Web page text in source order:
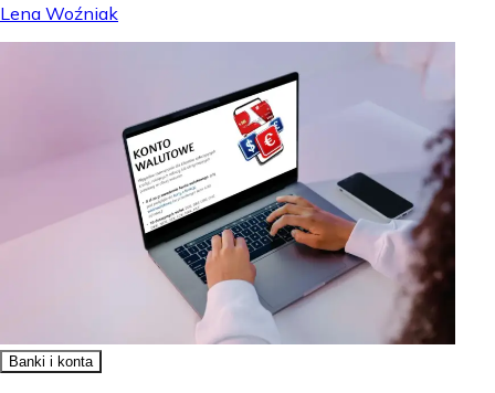
Lena Woźniak
Banki i konta